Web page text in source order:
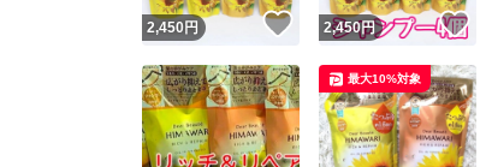
2,450 円 いいね！
2,450円
最大10%対象